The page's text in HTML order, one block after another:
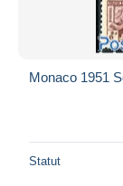
Monaco 1951
Statut